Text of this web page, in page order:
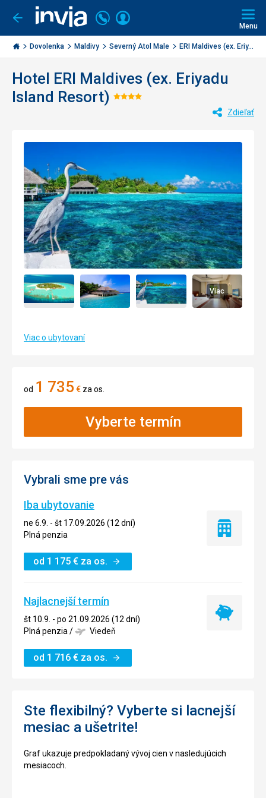
Ísť
späť
Invia.sk
Volajte
+421
2
3221
Prihlásiť
Menu
Dovolenka Maldivy Severný Atol Male ERI Maldives (ex. Eriy...
Hotel ERI Maldives (ex. Eriyadu
Island Resort) Hodnotenie:
Zdieľať
Viac
Viac o ubytovaní
od 1 735 € za os.
Vyberte termín
Vybrali sme pre vás
Iba ubytovanie
ne 6.9. - št 17.09.2026 (12 dní)
Plná penzia
od 1 175 € za os.
Iba
Najlacnejší termín
št 10.9. - po 21.09.2026 (12 dní)
Plná penzia/ Viedeň
od 1 716 € za os.
Najlacnejší
Ste flexibilný? Vyberte si lacnejší
mesiac a ušetrite!
Graf ukazuje predpokladaný vývoj cien v nasledujúcich
mesiacoch.